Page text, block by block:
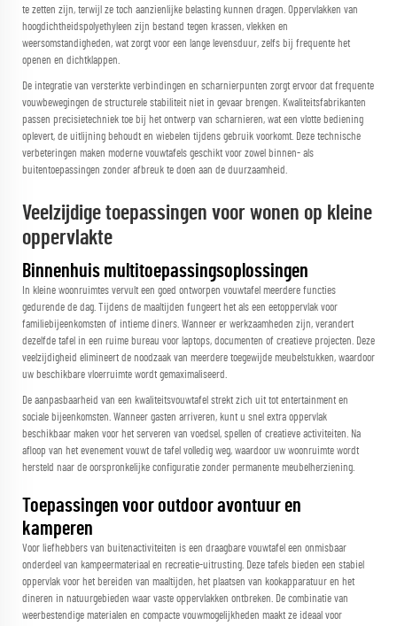
te zetten zijn, terwijl ze toch aanzienlijke belasting kunnen dragen. Oppervlakken van
hoogdichtheidspolyethyleen zijn bestand tegen krassen, vlekken en
weersomstandigheden, wat zorgt voor een lange levensduur, zelfs bij frequente het
openen en dichtklappen.
De integratie van versterkte verbindingen en scharnierpunten zorgt ervoor dat frequente
vouwbewegingen de structurele stabiliteit niet in gevaar brengen. Kwaliteitsfabrikanten
passen precisietechniek toe bij het ontwerp van scharnieren, wat een vlotte bediening
oplevert, de uitlijning behoudt en wiebelen tijdens gebruik voorkomt. Deze technische
verbeteringen maken moderne vouwtafels geschikt voor zowel binnen- als
buitentoepassingen zonder afbreuk te doen aan de duurzaamheid.
Veelzijdige toepassingen voor wonen op kleine
oppervlakte
Binnenhuis multitoepassingsoplossingen
In kleine woonruimtes vervult een goed ontworpen vouwtafel meerdere functies
gedurende de dag. Tijdens de maaltijden fungeert het als een eetoppervlak voor
familiebijeenkomsten of intieme diners. Wanneer er werkzaamheden zijn, verandert
dezelfde tafel in een ruime bureau voor laptops, documenten of creatieve projecten. Deze
veelzijdigheid elimineert de noodzaak van meerdere toegewijde meubelstukken, waardoor
uw beschikbare vloerruimte wordt gemaximaliseerd.
De aanpasbaarheid van een kwaliteitsvouwtafel strekt zich uit tot entertainment en
sociale bijeenkomsten. Wanneer gasten arriveren, kunt u snel extra oppervlak
beschikbaar maken voor het serveren van voedsel, spellen of creatieve activiteiten. Na
afloop van het evenement vouwt de tafel volledig weg, waardoor uw woonruimte wordt
hersteld naar de oorspronkelijke configuratie zonder permanente meubelherziening.
Toepassingen voor outdoor avontuur en
kamperen
Voor liefhebbers van buitenactiviteiten is een draagbare vouwtafel een onmisbaar
onderdeel van kampeermateriaal en recreatie-uitrusting. Deze tafels bieden een stabiel
oppervlak voor het bereiden van maaltijden, het plaatsen van kookapparatuur en het
dineren in natuurgebieden waar vaste oppervlakken ontbreken. De combinatie van
weerbestendige materialen en compacte vouwmogelijkheden maakt ze ideaal voor